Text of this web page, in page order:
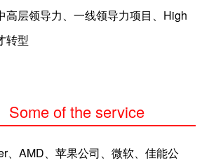
高层领导力、一线领导力项目、High
转型
Some of the service
、AMD、苹果公司、微软、佳能公